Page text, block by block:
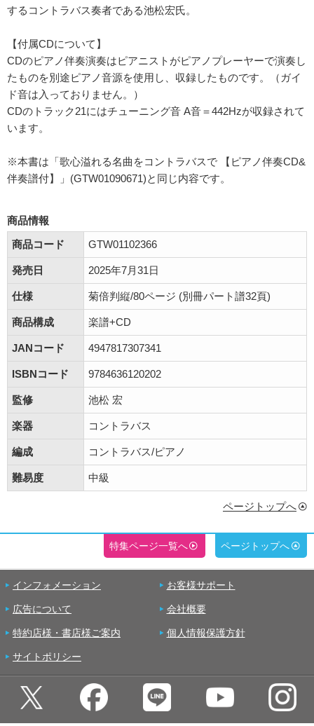
するコントラバス奏者である池松宏氏。
【付属CDについて】
CDのピアノ伴奏演奏はピアニストがピアノプレーヤーで演奏し
たものを別途ピアノ音源を使用し、収録したものです。（ガイ
ド音は入っておりません。）
CDのトラック21にはチューニング音 A音＝442Hzが収録されて
います。
※本書は「歌心溢れる名曲をコントラバスで 【ピアノ伴奏CD&
伴奏譜付】」(GTW01090671)と同じ内容です。
商品情報
商品コード
GTW01102366
発売日 2025年7月31日
仕様 菊倍判縦/80ページ (別冊パート譜32頁)
商品構成 楽譜+CD
JANコード 4947817307341
ISBNコード 9784636120202
監修 池松 宏
楽器 コントラバス
編成 コントラバス/ピアノ
難易度 中級
ページトップへ
特集ページ一覧へ ページトップへ
インフォメーション お客様サポート
広告について 会社概要
特約店様・書店様ご案内 個人情報保護方針
サイトポリシー